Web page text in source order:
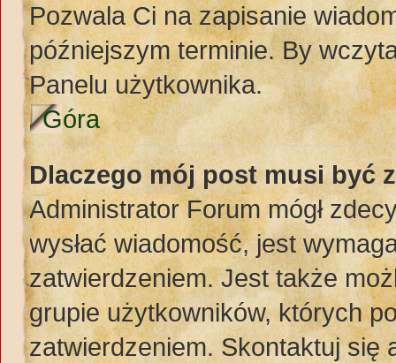
Pozwala Ci na zapisanie
późniejszym terminie. By
Panelu użytkownika.
Góra
Dlaczego mój post musi być
Administrator Forum mógł
wysłać wiadomość, jest
zatwierdzeniem. Jest także
grupie użytkowników, których
zatwierdzeniem. Skontaktuj się